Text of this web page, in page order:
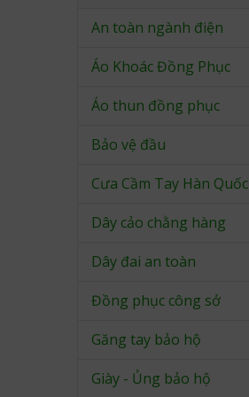
An toàn ngành điện
Áo Khoác Đồng Phục
Áo thun đồng phục
Bảo vệ đầu
Cưa Cầm Tay Hàn Quốc
Dây cảo chằng hàng
Dây đai an toàn
Đồng phục công sở
Găng tay bảo hộ
Giày - Ủng bảo hộ